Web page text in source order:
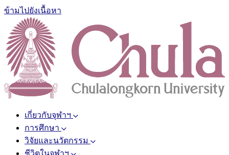
ข้ามไปยังเนื้อหา
เกี่ยวกับจุฬาฯ
การศึกษา
วิจัยและนวัตกรรม
ชีวิตในจุฬาฯ